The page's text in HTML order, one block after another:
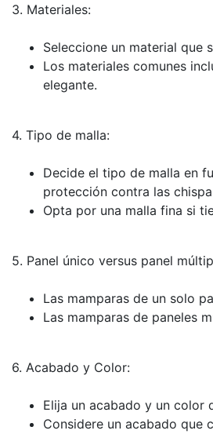
3. Materiales:
Seleccione un material que
Los materiales comunes
elegante.
4. Tipo de malla:
Decide el tipo de malla en
protección contra las
Opta por una malla fina si
5. Panel único versus panel
Las mamparas de un solo
Las mamparas de paneles
6. Acabado y Color:
Elija un acabado y un color
Considere un acabado que